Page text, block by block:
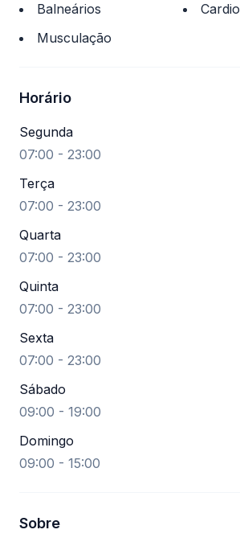
Balneários
Cardio
Musculação
Horário
Segunda
07:00 - 23:00
Terça
07:00 - 23:00
Quarta
07:00 - 23:00
Quinta
07:00 - 23:00
Sexta
07:00 - 23:00
Sábado
09:00 - 19:00
Domingo
09:00 - 15:00
Sobre